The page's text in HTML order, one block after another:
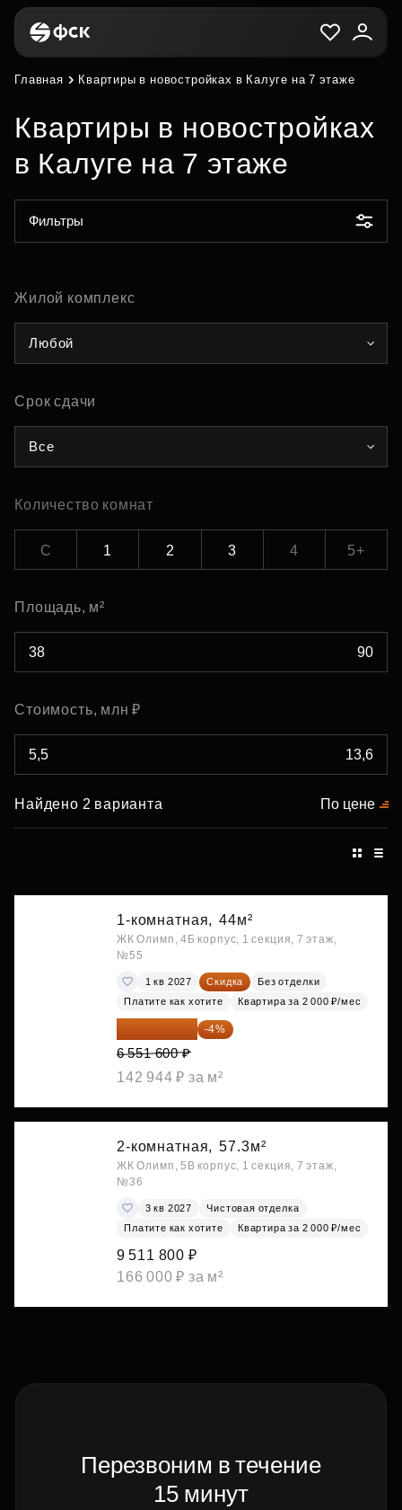
Главная Квартиры в новостройках в Калуге на 7 этаже
Квартиры в новостройках
в Калуге на 7 этаже
Фильтры
Жилой комплекс
Любой
Срок сдачи
Все
Количество комнат
С 1 2 3 4 5+
Площадь, м²
Стоимость, млн ₽
Найдено 2 варианта По цене
1-комнатная, 44м²
ЖК Олимп, 4Б корпус, 1 секция, 7 этаж,
№55
1 кв 2027 Скидка
Без отделки
Платите как хотите
Квартира за 2 000 ₽/мес
-4%
6 551 600 ₽
142 944 ₽ за м²
2-комнатная, 57.3м²
ЖК Олимп, 5В корпус, 1 секция, 7 этаж,
№36
3 кв 2027
Чистовая отделка
Платите как хотите
Квартира за 2 000 ₽/мес
9 511 800 ₽
166 000 ₽ за м²
Перезвоним в течение
15 минут